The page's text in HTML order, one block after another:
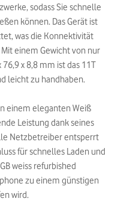
sodass Sie schnelle
können. Das Gerät ist
was die Konnektivität
einem Gewicht von nur
x 8,8 mm ist das 11T
leicht zu handhaben.
einem eleganten Weiß
Leistung dank seines
Netzbetreiber entsperrt
für schnelles Laden und
weiss refurbished
zu einem günstigen
wird.